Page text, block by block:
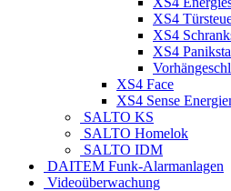
XS4
XS4
XS4
XS4 Face
XS4 Sense
SALTO KS
SALTO Homelok
SALTO IDM
DAITEM Funk-Alarmanlagen
Videoüberwachung